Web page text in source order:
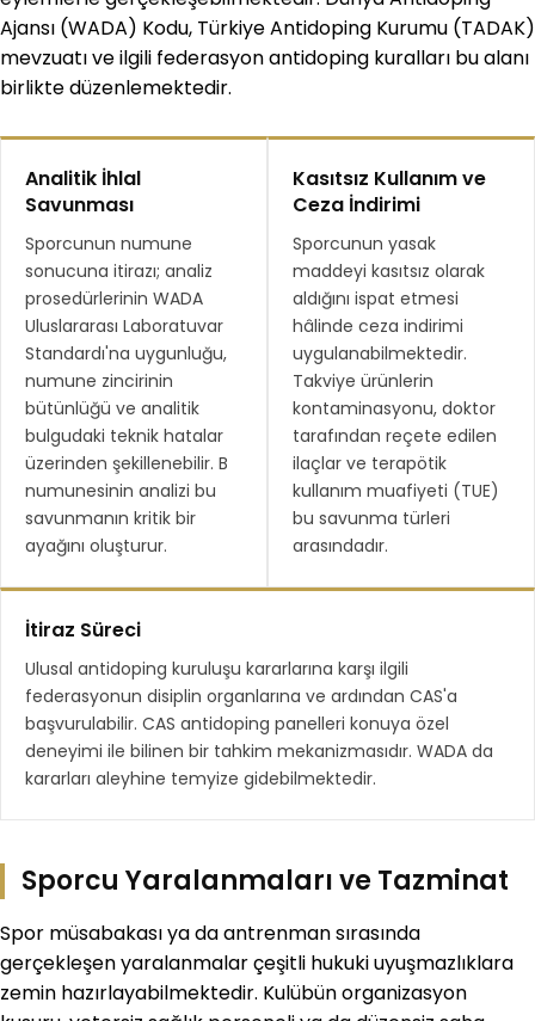
Ajansı (WADA) Kodu, Türkiye Antidoping Kurumu (TADAK)
mevzuatı ve ilgili federasyon antidoping kuralları bu alanı
birlikte düzenlemektedir.
Analitik İhlal
Savunması
Sporcunun numune
sonucuna itirazı; analiz
prosedürlerinin WADA
Uluslararası Laboratuvar
Standardı'na uygunluğu,
numune zincirinin
bütünlüğü ve analitik
bulgudaki teknik hatalar
üzerinden şekillenebilir. B
numunesinin analizi bu
savunmanın kritik bir
ayağını oluşturur.
Kasıtsız Kullanım ve
Ceza İndirimi
Sporcunun yasak
maddeyi kasıtsız olarak
aldığını ispat etmesi
hâlinde ceza indirimi
uygulanabilmektedir.
Takviye ürünlerin
kontaminasyonu, doktor
tarafından reçete edilen
ilaçlar ve terapötik
kullanım muafiyeti (TUE)
bu savunma türleri
arasındadır.
İtiraz Süreci
Ulusal antidoping kuruluşu kararlarına karşı ilgili
federasyonun disiplin organlarına ve ardından CAS'a
başvurulabilir. CAS antidoping panelleri konuya özel
deneyimi ile bilinen bir tahkim mekanizmasıdır. WADA da
kararları aleyhine temyize gidebilmektedir.
Sporcu Yaralanmaları ve Tazminat
Spor müsabakası ya da antrenman sırasında
gerçekleşen yaralanmalar çeşitli hukuki uyuşmazlıklara
zemin hazırlayabilmektedir. Kulübün organizasyon